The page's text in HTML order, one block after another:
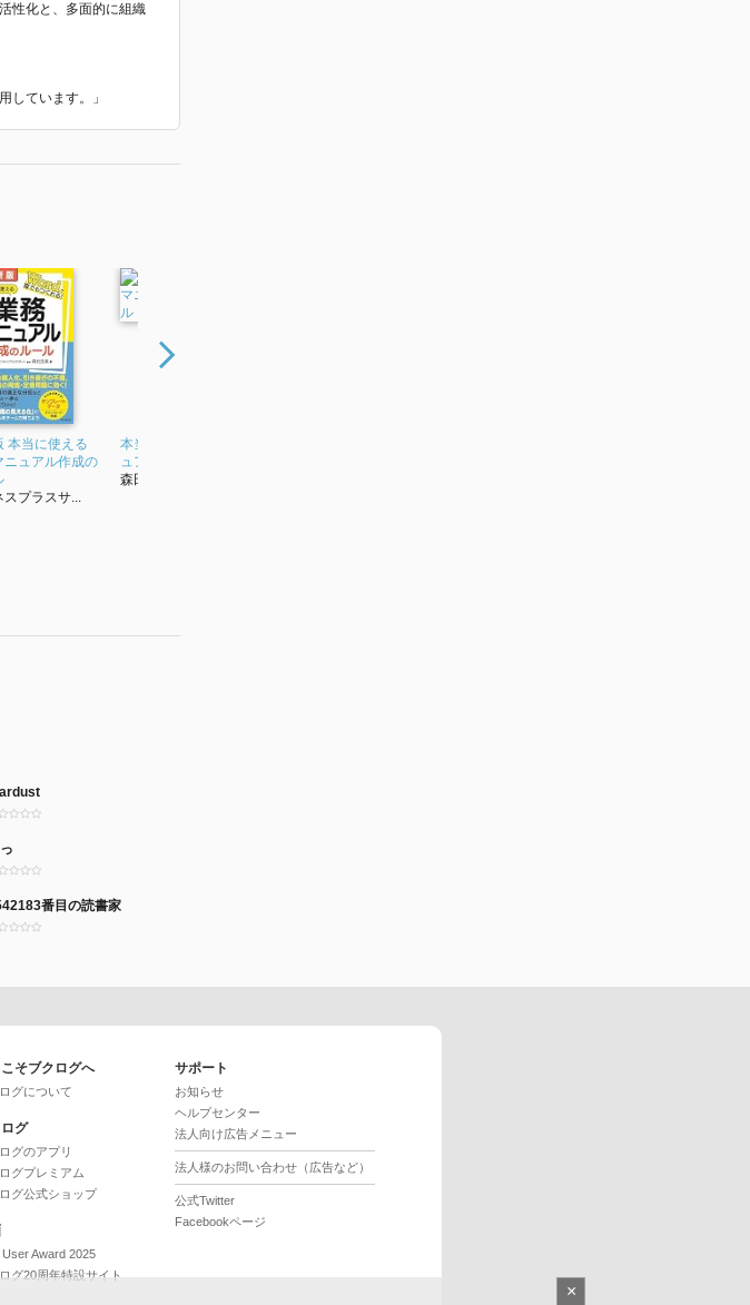
性化と、多面的に組織
しています。」
本当に使える
ニュアル作成の
スプラスサ...
本当に使える業務マニ
ュアル作成のルール
森田圭美
番目の読書家
そブクログへ
グについて
グ
グのアプリ
グプレミアム
グ公式ショップ
User Award 2025
グ20周年特設サイト
サポート
お知らせ
ヘルプセンター
法人向け広告メニュー
法人様のお問い合わせ（広告など）
公式Twitter
Facebookページ
×